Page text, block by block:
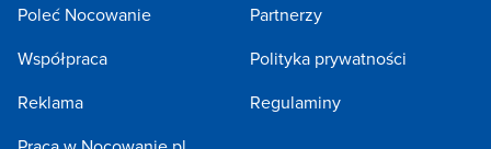
Poleć Nocowanie
Współpraca
Reklama
Partnerzy
Polityka prywatności
Regulaminy